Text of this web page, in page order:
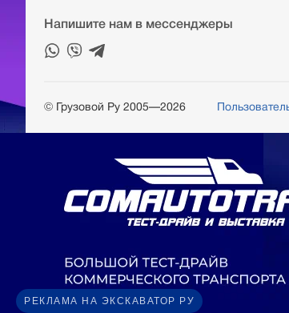
Напишите нам в мессенджеры
© Грузовой Ру 2005—2026